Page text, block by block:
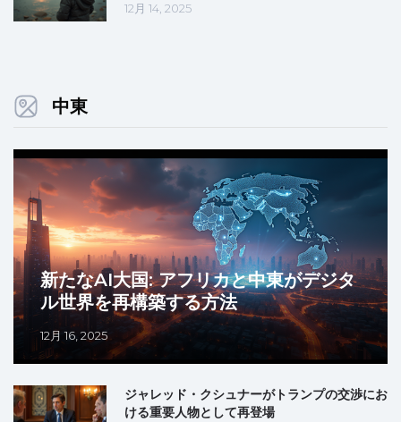
12月 14, 2025
中東
新たなAI大国: アフリカと中東がデジタ
ル世界を再構築する方法
12月 16, 2025
ジャレッド・クシュナーがトランプの交渉にお
ける重要人物として再登場